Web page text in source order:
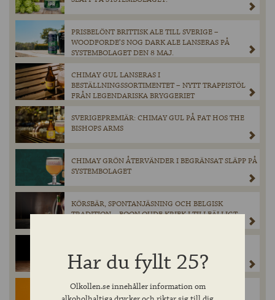
PRISBELÖNT BRITTISK ALE TILL SVERIGE –
WOODFORDE’S NOG DARK ALE LANSERAS PÅ
SYSTEMBOLAGET DEN 8 MAJ.
CHIMAY GUL LANSERAS I
BESTÄLLNINGSSORTIMENTET – NYTT TRAPPISTÖL
FRÅN LEGENDARISKA BRYGGERIET
SVERIGEPREMIÄR: CHIMAY GUL PÅ FAT HOS THE
BISHOPS ARMS
CHIMAY GRÖN ÅTERVÄNDER I BEGRÄNSAT SLÄPP PÅ
SYSTEMBOLAGET
KÖRSBÄR, SPONTANJÄSNING OCH BELGISK
TRADITION – BOON OUDE KRIEK I TILLFÄLLIGT
PUBAR, FEST OCH IRLÄNDSK STÄMNING!
SCHÖFFERHOFER HEFEWEIZEN – DEN TYSKA
Har du fyllt 25?
Olkollen.se innehåller information om